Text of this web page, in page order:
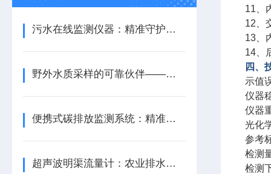
污水在线监测仪器：精准守护污水治理防线
野外水质采样的可靠伙伴——便携式野外水质自动采样器
便携式碳排放监测系统：精准监测，便捷随行
超声波明渠流量计：农业排水中的应用 —— 保护农田生态环境
11、
12、
13、
14、
四、
示值
仪器
仪器
光化
参考
检测
检测